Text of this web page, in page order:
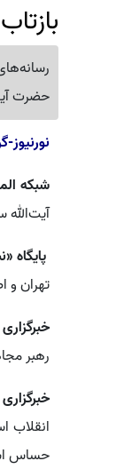
حضرت
شبکه
آیت‌الله
پایگاه
تهران و
رهبر
انقلاب
حساس